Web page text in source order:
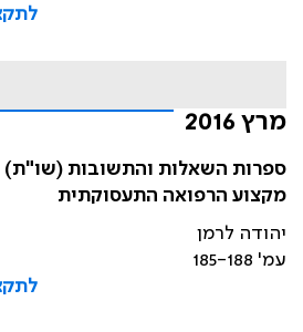
מרץ 2016
ספרות השאלות והתשובות (שו"ת)
מקצוע הרפואה התעסוקתית
יהודה לרמן
עמ' 185-188